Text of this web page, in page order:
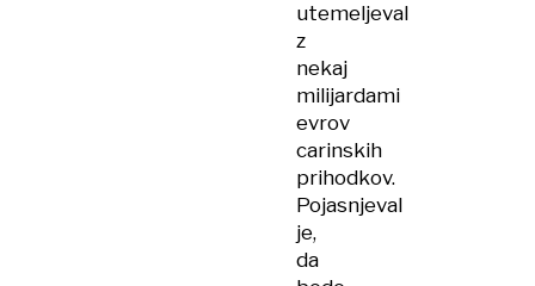
utemeljeval
z
nekaj
milijardami
evrov
carinskih
prihodkov.
Pojasnjeval
je,
da